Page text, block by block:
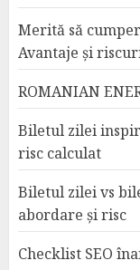
Merită să
Avantaje și
ROMANIAN
Biletul zilei
risc calculat
Biletul zilei vs
abordare și risc
Checklist SEO